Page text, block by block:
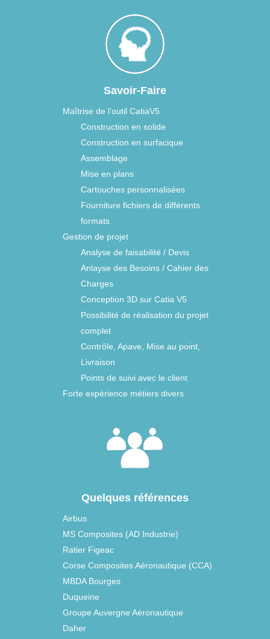
Savoir-Faire
Maîtrise de l’outil CatiaV5
Construction en solide
Construction en surfacique
Assemblage
Mise en plans
Cartouches personnalisées
Fourniture fichiers de différents
formats
Gestion de projet
Analyse de faisabilité / Devis
Anlayse des Besoins / Cahier des
Charges
Conception 3D sur Catia V5
Possibilité de réalisation du projet
complet
Contrôle, Apave, Mise au point,
Livraison
Points de suivi avec le client
Forte expérience métiers divers
Quelques références
Airbus
MS Composites (AD Industrie)
Ratier Figeac
Corse Composites Aéronautique (CCA)
MBDA Bourges
Duqueine
Groupe Auvergne Aéronautique
Daher